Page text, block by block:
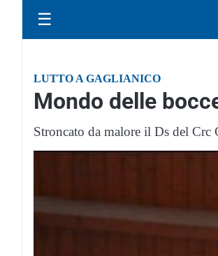
☰
LUTTO A GAGLIANICO
Mondo delle
Stroncato da malore il Ds del